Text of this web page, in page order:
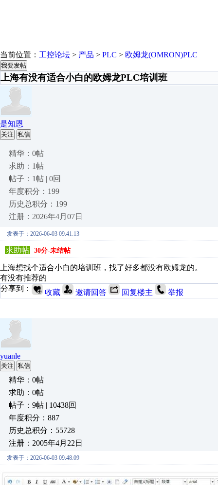
当前位置： 工控论坛 > 产品 > PLC > 欧姆龙(OMRON)PLC
我要发帖
上海有没有适合小白的欧姆龙PLC培训班
是知恩
关注 私信
精华：0帖
求助：1帖
帖子：1帖 | 0回
年度积分：199
历史总积分：199
注册：2026年4月07日
发表于：2026-06-03 09:41:13
求助帖 30分-未结帖
上海想找个适合小白的培训班，找了好多都没有欧姆龙的。
有没有推荐的
分享到：
收藏 邀请回答 回复楼主 举报
yuanle
关注 私信
精华：0帖
求助：0帖
帖子：9帖 | 10438回
年度积分：887
历史总积分：55728
注册：2005年4月22日
发表于：2026-06-03 09:48:09